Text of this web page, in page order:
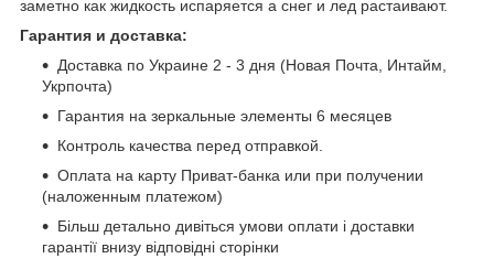
заметно как жидкость испаряется а снег и лед растаивают.
Гарантия и доставка:
Доставка по Украине 2 - 3 дня (Новая Почта, Интайм,
Укрпочта)
Гарантия на зеркальные элементы 6 месяцев
Контроль качества перед отправкой.
Оплата на карту Приват-банка или при получении
(наложенным платежом)
Більш детально дивіться умови оплати і доставки
гарантії внизу відповідні сторінки